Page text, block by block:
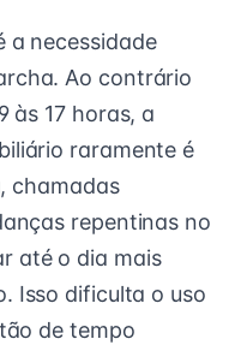
a necessidade
Ao contrário
às 17 horas, a
raramente é
chamadas
repentinas no
até o dia mais
Isso dificulta o uso
de tempo